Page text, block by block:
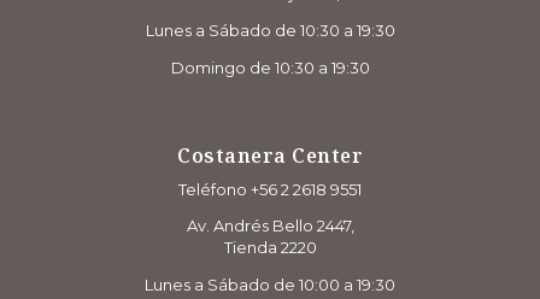
Lunes a Sábado de 10:30 a 19:30
Domingo de 10:30 a 19:30
Costanera Center
Teléfono +56 2 2618 9551
Av. Andrés Bello 2447,
Tienda 2220
Lunes a Sábado de 10:00 a 19:30